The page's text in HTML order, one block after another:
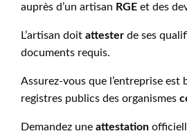
auprès d’un artisan RGE et des
L’artisan doit attester de ses
documents requis.
Assurez-vous que l’entreprise est
registres publics des organismes
Demandez une attestation